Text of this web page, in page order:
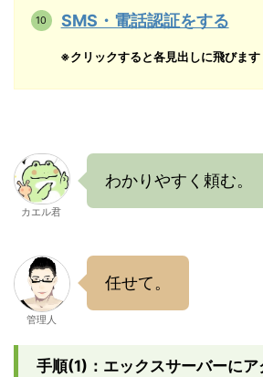
SMS・電話認証をする
※クリックすると各見出しに飛びます
カエル君
わかりやすく頼む。
管理人
任せて。
手順(1)：エックスサーバーにア